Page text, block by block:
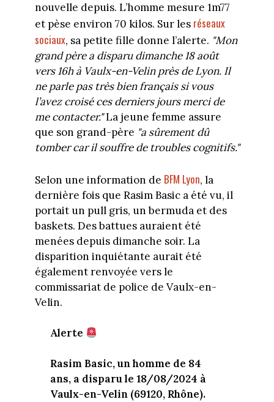
nouvelle depuis. L’homme mesure 1m77
et pèse environ 70 kilos. Sur les réseaux
sociaux, sa petite fille donne l’alerte. "Mon
grand père a disparu dimanche 18 août
vers 16h à Vaulx-en-Velin près de Lyon. Il
ne parle pas très bien français si vous
l’avez croisé ces derniers jours merci de
me contacter."La jeune femme assure
que son grand-père "a sûrement dû
tomber car il souffre de troubles cognitifs."
Selon une information de BFM Lyon, la
dernière fois que Rasim Basic a été vu, il
portait un pull gris, un bermuda et des
baskets. Des battues auraient été
menées depuis dimanche soir. La
disparition inquiétante aurait été
également renvoyée vers le
commissariat de police de Vaulx-en-
Velin.
Alerte
Rasim Basic, un homme de 84
ans, a disparu le 18/08/2024 à
Vaulx-en-Velin (69120, Rhône).